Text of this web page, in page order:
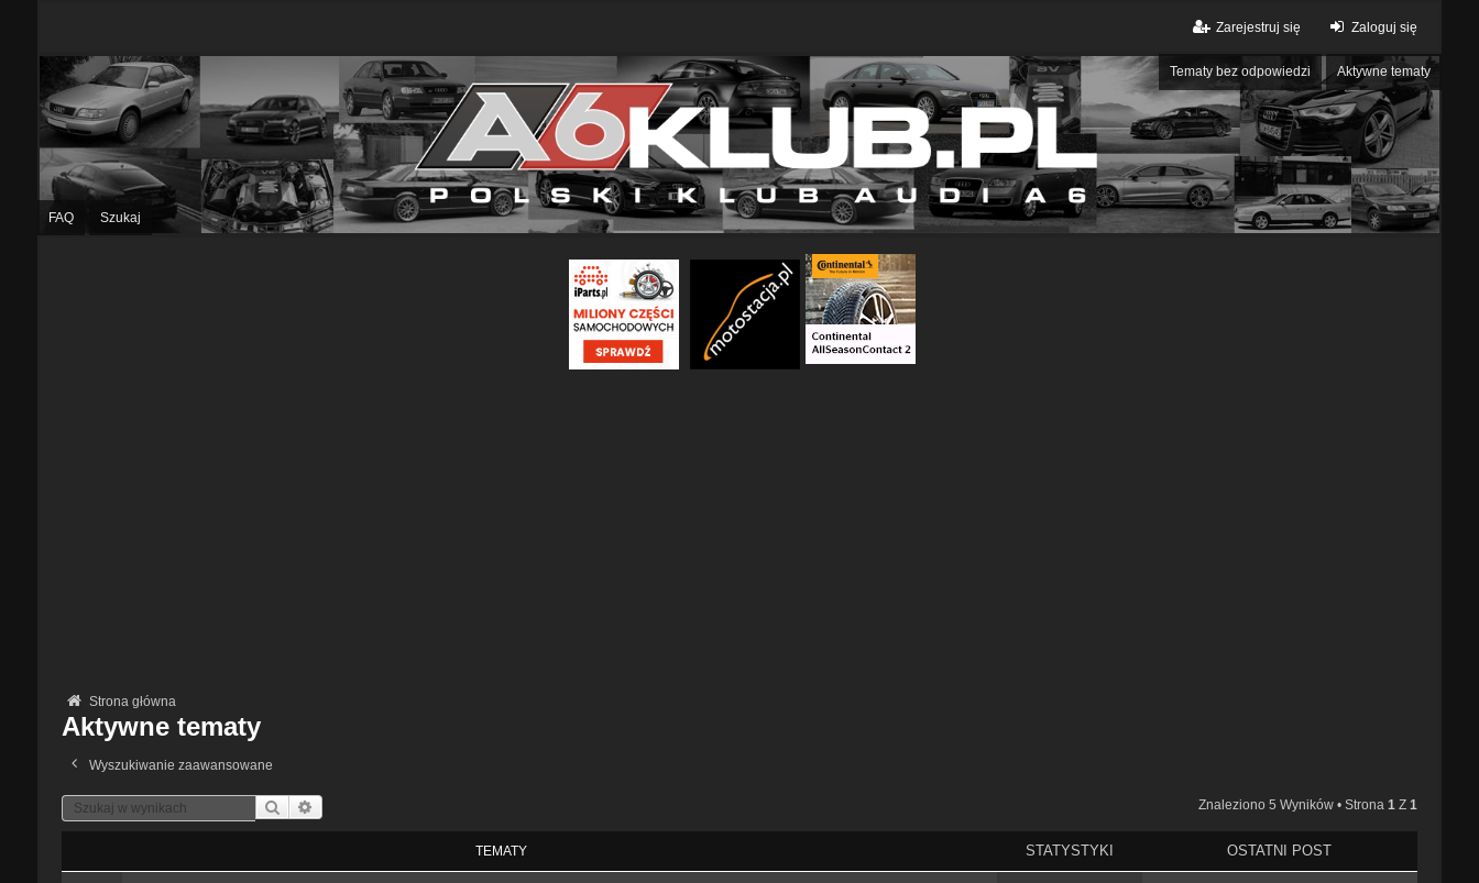
Zaloguj się
Zarejestruj się
Tematy bez odpowiedzi Aktywne tematy
FAQ Szukaj
Strona główna
Aktywne tematy
Wyszukiwanie zaawansowane
Szukaj Znaleziono 5 Wyników • Strona1 Z1
TEMATY STATYSTYKI OSTATNI POST